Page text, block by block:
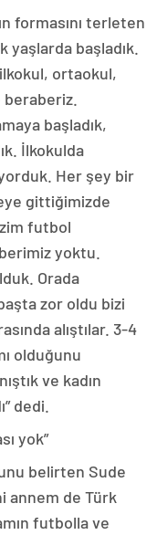
formasını terleten
başladık.
ortaokul,
başladık,
İlkokulda
Her şey bir
gittiğimizde
futbol
yoktu.
Orada
zor oldu bizi
alıştılar. 3-4
olduğunu
ve kadın
dedi.
yok”
belirten Sude
annem de Türk
futbolla ve